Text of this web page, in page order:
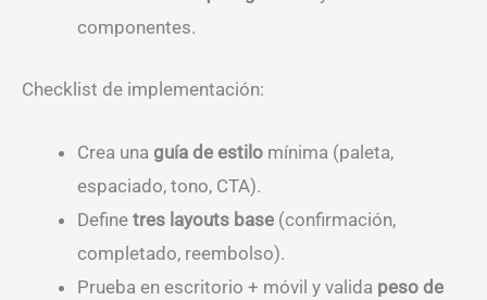
componentes.
Checklist de implementación:
Crea una guía de estilo mínima (paleta,
espaciado, tono, CTA).
Define tres layouts base (confirmación,
completado, reembolso).
Prueba en escritorio + móvil y valida peso de